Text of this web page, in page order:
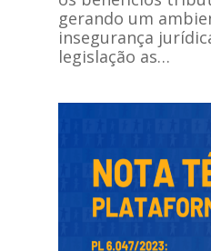
gerando um
insegurança
legislação as…